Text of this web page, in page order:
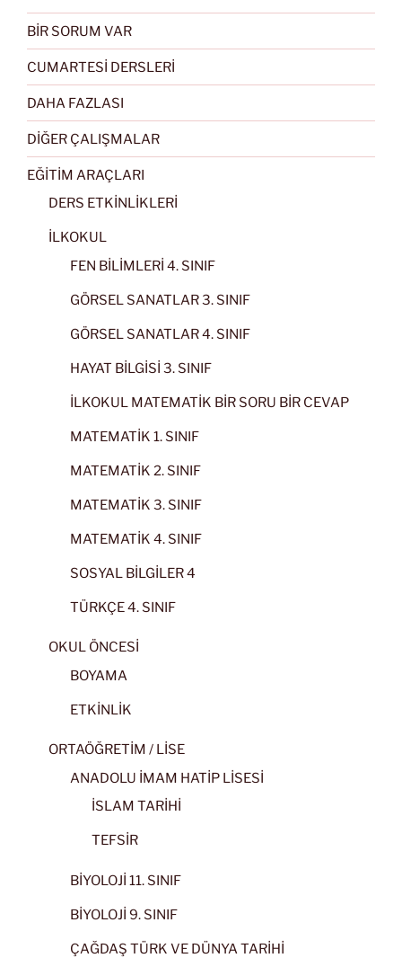
BİR SORUM VAR
CUMARTESİ DERSLERİ
DAHA FAZLASI
DİĞER ÇALIŞMALAR
EĞİTİM ARAÇLARI
DERS ETKİNLİKLERİ
İLKOKUL
FEN BİLİMLERİ 4. SINIF
GÖRSEL SANATLAR 3. SINIF
GÖRSEL SANATLAR 4. SINIF
HAYAT BİLGİSİ 3. SINIF
İLKOKUL MATEMATİK BİR SORU BİR CEVAP
MATEMATİK 1. SINIF
MATEMATİK 2. SINIF
MATEMATİK 3. SINIF
MATEMATİK 4. SINIF
SOSYAL BİLGİLER 4
TÜRKÇE 4. SINIF
OKUL ÖNCESİ
BOYAMA
ETKİNLİK
ORTAÖĞRETİM / LİSE
ANADOLU İMAM HATİP LİSESİ
İSLAM TARİHİ
TEFSİR
BİYOLOJİ 11. SINIF
BİYOLOJİ 9. SINIF
ÇAĞDAŞ TÜRK VE DÜNYA TARİHİ